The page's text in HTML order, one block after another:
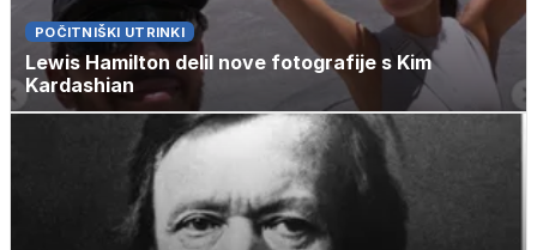
POČITNIŠKI UTRINKI
Lewis Hamilton delil nove fotografije s Kim
Kardashian